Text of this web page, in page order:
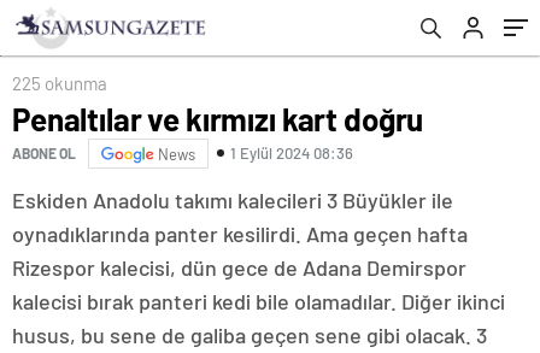
225 okunma
Penaltılar ve kırmızı kart doğru
ABONE OL News 1 Eylül 2024 08:36
Eskiden Anadolu takımı kalecileri 3 Büyükler ile
oynadıklarında panter kesilirdi. Ama geçen hafta
Rizespor kalecisi, dün gece de Adana Demirspor
kalecisi bırak panteri kedi bile olamadılar. Diğer ikinci
husus, bu sene de galiba geçen sene gibi olacak. 3